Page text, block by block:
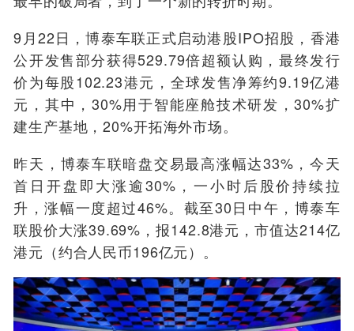
9月22日，博泰车联正式启动港股IPO招股，香港
公开发售部分获得529.79倍超额认购，最终发行
价为每股102.23港元，全球发售净筹约9.19亿港
元，其中，30%用于智能座舱技术研发，30%扩
建生产基地，20%开拓海外市场。
昨天，博泰车联暗盘交易最高涨幅达33%，今天
首日开盘即大涨逾30%，一小时后股价持续拉
升，涨幅一度超过46%。截至30日中午，博泰车
联股价大涨39.69%，报142.8港元，市值达214亿
港元（约合人民币196亿元）。